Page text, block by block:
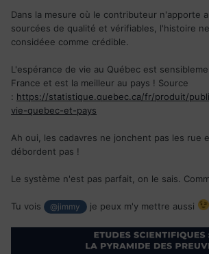
Et ce que j'ai vu était généralement
effectivement sur la tête. Dans mon
de la survie" qui offre moultes
(bullshit jobs, concept dû à feu David
quasiment impossible de consulter un
pandémie, je travaillais dans la prévention,
CHSLD (EHPADs en français), cliniques. Et
croisé un seul médecin, ou presque. Ils
expérience administrative aux urgences
salle d'attente, ça gémit et ça hurle et ça
ou plus, alors que de l'autre côté du mur,
raconte sa vie, et la poignée de médecins
coule douce en montrant ses photos de
Dans la mesure où le contributeur n'apporte
sourcées de qualité et vérifiables, l'histoire
considéee comme crédible.
L'espérance de vie au Québec est
France et est la meilleur au pays ! Source
: https://statistique.quebec.ca/fr/produit/
vie-quebec-et-pays
Ah oui, les cadavres ne jonchent pas les rue
débordent pas !
Le système n'est pas parfait, on le sais.
Tu vois @jimmy je peux m'y mettre aussi